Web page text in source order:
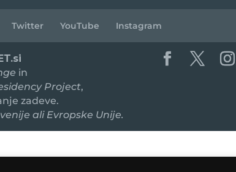
Twitter YouTube Instagram
in
Project,
zadeve.
ali Evropske Unije.